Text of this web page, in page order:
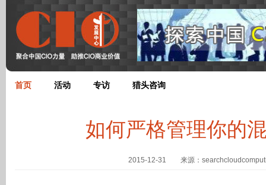
首页 活动 专访 猎头咨询
如何严格管理你的
2015-12-31 来源：